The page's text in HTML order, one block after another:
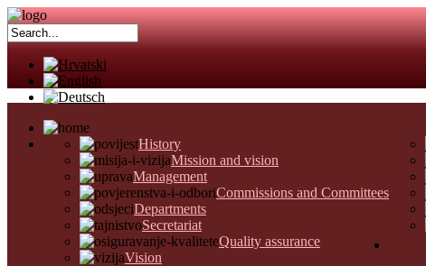
History
Mission and vision
Management
Commissions and Committees
Departments
Secretariat
Quality assurance
Vision